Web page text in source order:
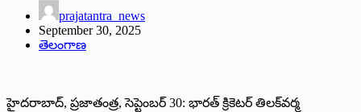
prajatantra_news
September 30, 2025
తెలంగాణ
హైదరాబాద్‌, ప్రజాతంత్ర, సెప్టెంబర్‌ 30: భారత్‌ క్రికెటర్‌ తిలక్‌వర్మ